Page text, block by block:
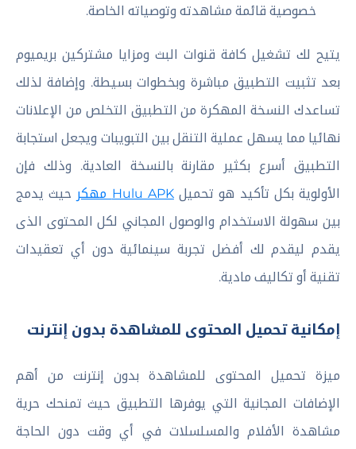
خصوصية قائمة مشاهدته وتوصياته الخاصة.
يتيح لك تشغيل كافة قنوات البث ومزايا مشتركين بريميوم
بعد تثبيت التطبيق مباشرة وبخطوات بسيطة. وإضافة لذلك
تساعدك النسخة المهكرة من التطبيق التخلص من الإعلانات
نهائيا مما يسهل عملية التنقل بين التبويبات ويجعل استجابة
التطبيق أسرع بكثير مقارنة بالنسخة العادية. وذلك فإن
الأولوية بكل تأكيد هو تحميلHulu APK مهكر
حيث يدمج
بين سهولة الاستخدام والوصول المجاني لكل المحتوى الذى
يقدم ليقدم لك أفضل تجربة سينمائية دون أي تعقيدات
تقنية أو تكاليف مادية.
إمكانية تحميل المحتوى للمشاهدة بدون إنترنت
ميزة تحميل المحتوى للمشاهدة بدون إنترنت من أهم
الإضافات المجانية التي يوفرها التطبيق حيث تمنحك حرية
مشاهدة الأفلام والمسلسلات في أي وقت دون الحاجة